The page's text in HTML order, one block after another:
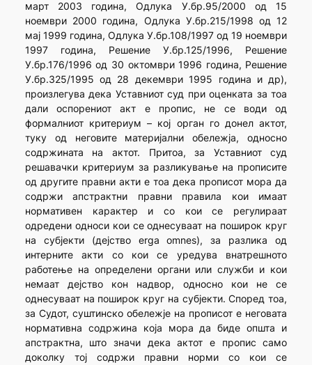
март 2003 година, Одлука У.бр.95/2000 од 15
ноември 2000 година, Одлука У.бр.215/1998 од 12
мај 1999 година, Одлука У.бр.108/1997 од 19 ноември
1997 година, Решение У.бр.125/1996, Решение
У.бр.176/1996 од 30 октомври 1996 година, Решение
У.бр.325/1995 од 28 декември 1995 година и др),
произлегува дека Уставниот суд при оценката за тоа
дали оспорениот акт е пропис, не се води од
формалниот критериум – кој орган го донел актот,
туку од неговите материјални обележја, односно
содржината на актот. Притоа, за Уставниот суд
решавачки критериум за разликување на прописите
од другите правни акти е тоа дека прописот мора да
содржи апстрактни правни правила кои имаат
нормативен карактер и со кои се регулираат
одредени односи кои се однесуваат на поширок круг
на субјекти (дејство erga omnes), за разлика од
интерните акти со кои се уредува внатрешното
работење на определени органи или служби и кои
немаат дејство кон надвор, односно кои не се
однесуваат на поширок круг на субјекти. Според тоа,
за Судот, суштинско обележје на прописот е неговата
нормативна содржина која мора да биде општа и
апстрактна, што значи дека актот е пропис само
доколку тој содржи правни норми со кои се